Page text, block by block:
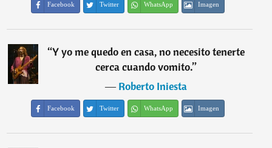
Facebook Twitter WhatsApp Imagen
“Y yo me quedo en casa, no necesito tenerte
cerca cuando vomito.”
―Roberto Iniesta
Facebook Twitter WhatsApp Imagen